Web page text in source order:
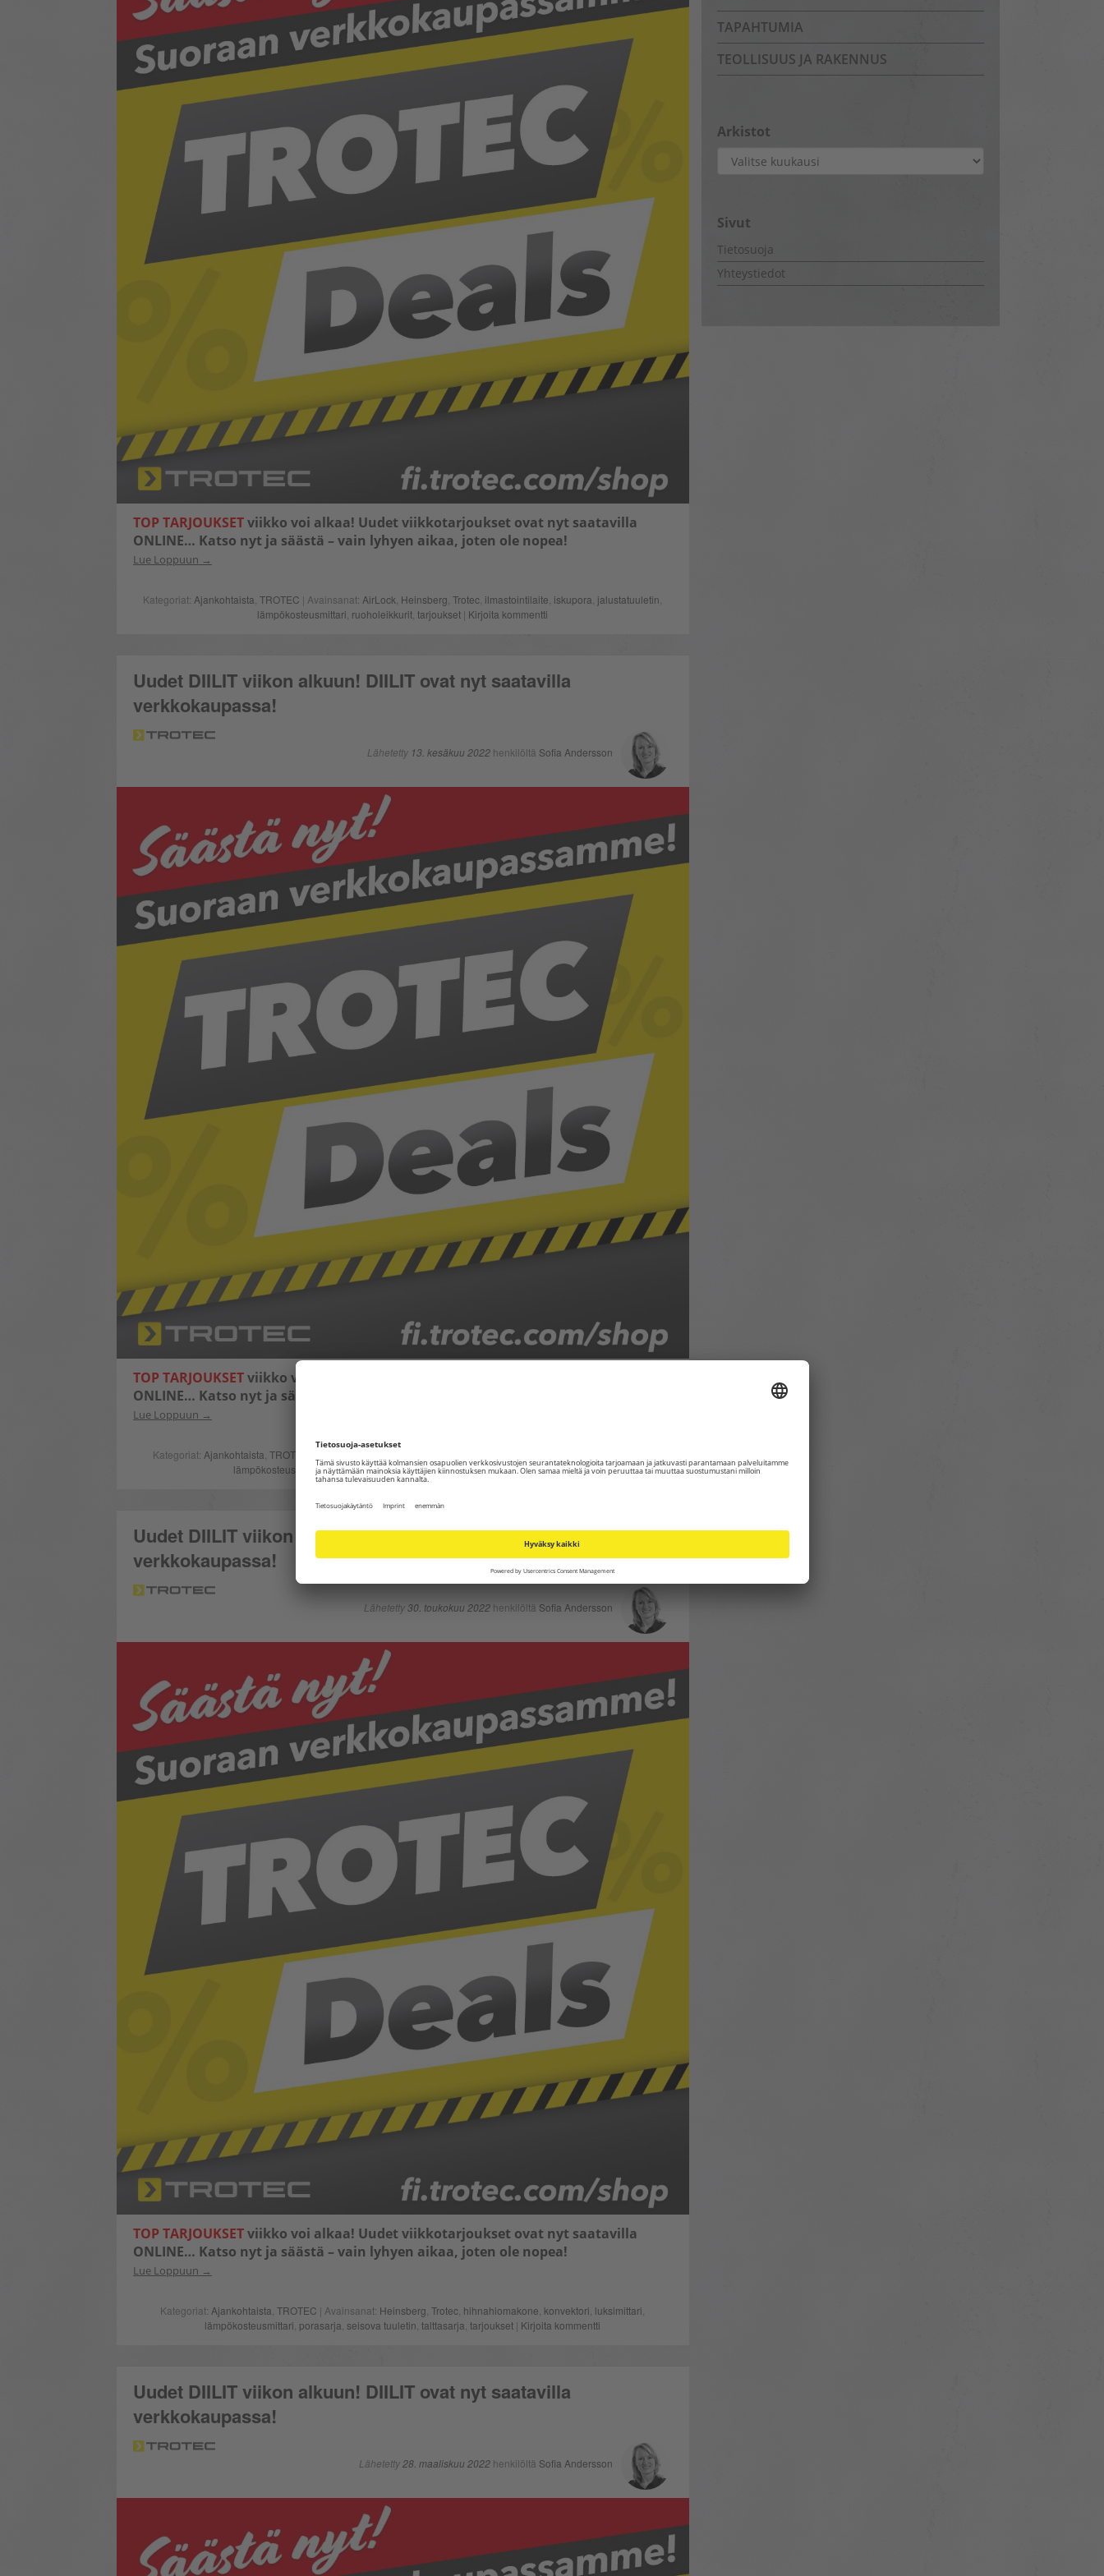
TOP TARJOUKSETviikko voi alkaa! Uudet viikkotarjoukset ovat nyt saatavilla
ONLINE… Katso nyt ja säästä – vain lyhyen aikaa, joten ole nopea!
Lue Loppuun
Kategoriat: Ajankohtaista ,TROTEC | Avainsanat: AirLock Heinsberg ,Trotec ilmastointilaite iskupora jalustatuuletin
lämpökosteusmittari ruoholeikkurit ,tarjoukset | Kirjoita kommentti
Uudet DIILIT viikon alkuun! DIILIT ovat nyt saatavilla
verkkokaupassa!
Lähetetty 13. kesäkuu 2022henkilöltä Sofia Andersson
TOP TARJOUKSETviikko voi alkaa! Uudet viikkotarjoukset ovat nyt saatavilla
ONLINE… Katso nyt ja säästä – vain lyhyen aikaa, joten ole nopea!
Lue Loppuun
Kategoriat: Ajankohtaista ,TROTEC
lämpökosteusmittari,painekytkin,tarjoukset,tornituuletin|Kirjoita kommentti
Uudet DIILIT viikon alkuun! DIILIT ovat nyt saatavilla
verkkokaupassa!
Lähetetty30. toukokuu 2022henkilöltä Sofia Andersson
TOP TARJOUKSETviikko voi alkaa! Uudet viikkotarjoukset ovat nyt saatavilla
ONLINE… Katso nyt ja säästä – vain lyhyen aikaa, joten ole nopea!
Lue Loppuun
Kategoriat: Ajankohtaista ,TROTEC | Avainsanat: Heinsberg ,Trotec hihnahiomakone konvektori luksimittari
lämpökosteusmittari porasarja ,seisova tuuletin ,talttasarja ,tarjoukset | Kirjoita kommentti
Uudet DIILIT viikon alkuun! DIILIT ovat nyt saatavilla
verkkokaupassa!
Lähetetty28. maaliskuu 2022henkilöltä Sofia Andersson
TAPAHTUMIA
TEOLLISUUS JA RAKENNUS
Arkistot
Arkistot
Sivut
Tietosuoja
Yhteystiedot